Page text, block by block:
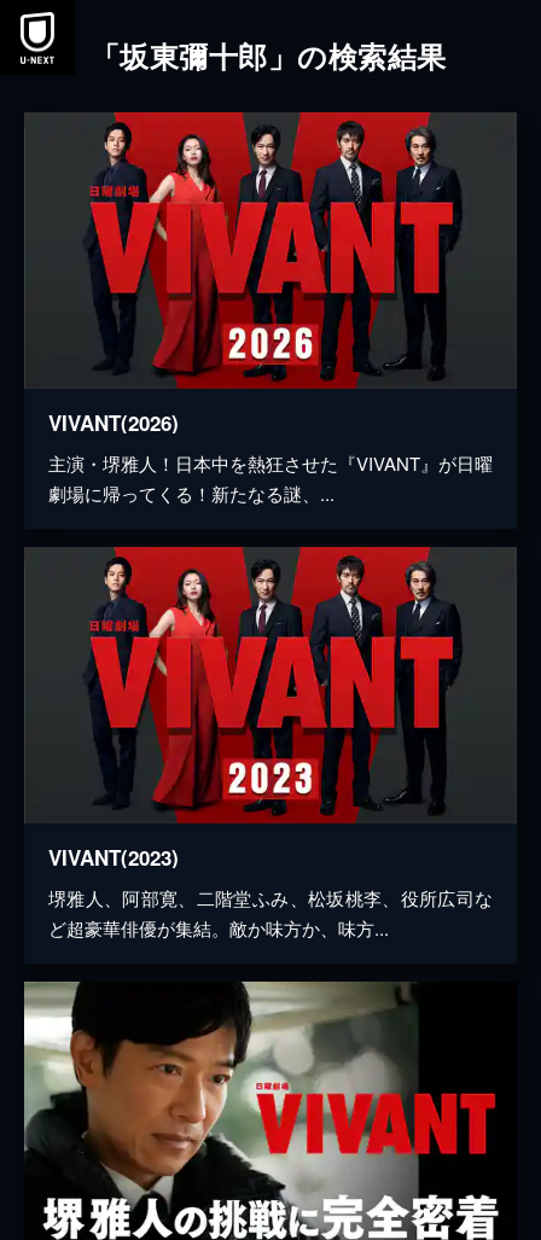
本文へスキップ
「坂東彌十郎」の検索結果
VIVANT(2026)
主演・堺雅人！日本中を熱狂させた『VIVANT』が日曜
劇場に帰ってくる！新たなる謎、...
VIVANT(2023)
堺雅人、阿部寛、二階堂ふみ、松坂桃李、役所広司な
ど超豪華俳優が集結。敵か味方か、味方...